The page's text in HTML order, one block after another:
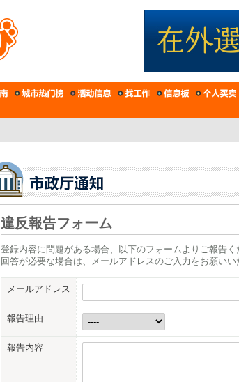
違反報告フォーム
登録内容に問題がある場合、以下のフォームよりご報告く
回答が必要な場合は、メールアドレスのご入力をお願いい
メールアドレス
報告理由
報告内容